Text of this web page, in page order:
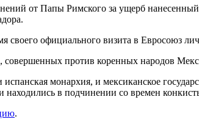
от Папы Римского за ущерб
своего официального визита в Евросоюз
совершенных против коренных народов
монархия, и мексиканское
в подчинении со времен
.